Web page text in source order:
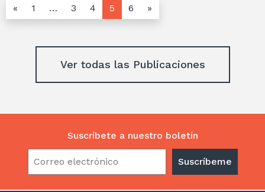
« 1 … 3 4 5 6 »
Ver todas las Publicaciones
Suscríbete a nuestro boletín